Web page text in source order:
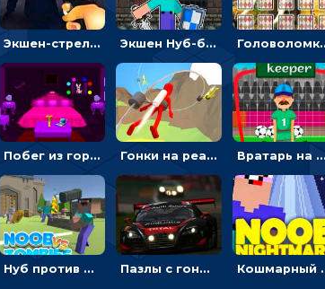
Экшен-стрелялка по зомби: целиться и попадать в бегущих монстров Экшен Нуб-боец: прыгать через препятствия или бить врагов мечом Головоломка с
Побег из горной деревни: решай головоломки, чтобы открыть ворота Гонки на реактивном ранце: избегать преград, чтобы лететь к финишу Вратарь на футбольном поле: тапай, чтобы отбивать мячи в воротах ногами и руками - спортивные
Нуб против Зомби: направлять линию на врага и бить молотом Пазлы с гоночными автомобилями: собери свой болид по частям Кошмарный